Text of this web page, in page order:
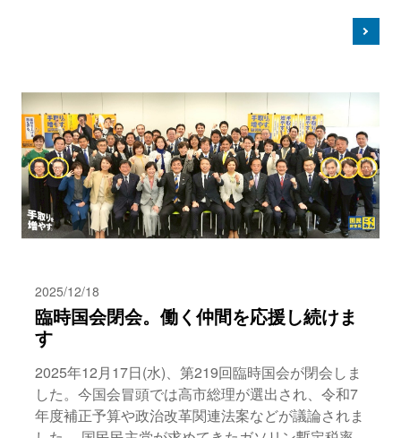
2025/12/18
臨時国会閉会。働く仲間を応援し続けま
す
2025年12月17日(水)、第219回臨時国会が閉会しま
した。今国会冒頭では高市総理が選出され、令和7
年度補正予算や政治改革関連法案などが議論されま